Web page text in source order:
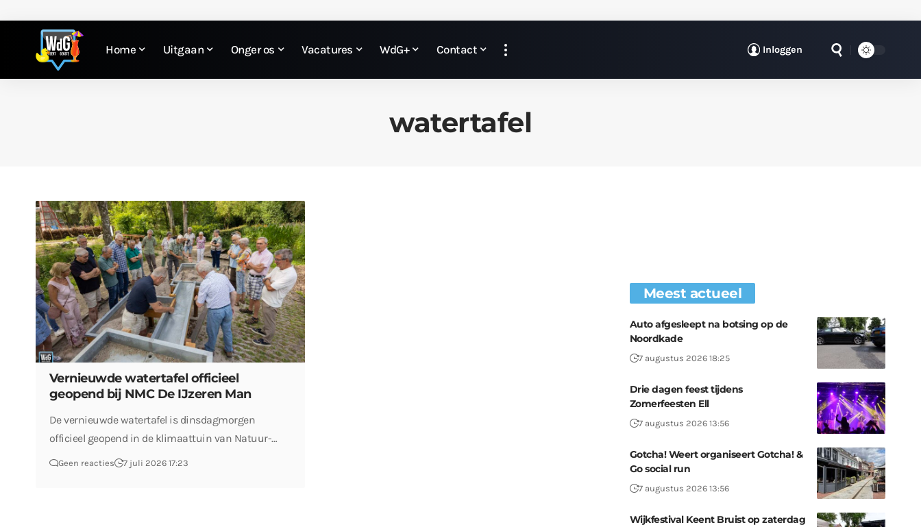
Home Uitgaan Onger os Vacatures WdG+ Contact Inloggen
watertafel
Vernieuwde watertafel officieel
geopend bij NMC De IJzeren Man
De vernieuwde watertafel is dinsdagmorgen
officieel geopend in de klimaattuin van Natuur-…
Geen reacties 7 juli 2026 17:23
Meest actueel
Auto afgesleept na botsing op de
Noordkade
7 augustus 2026 18:25
Drie dagen feest tijdens
Zomerfeesten Ell
7 augustus 2026 13:56
Gotcha! Weert organiseert Gotcha! &
Go social run
7 augustus 2026 13:56
Wijkfestival Keent Bruist op zaterdag